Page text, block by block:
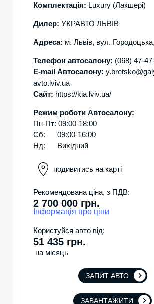
Комплектація: Luxury (Лакшері)
Дилер: УКРАВТО ЛЬВІВ
Адреса: м. Львів, вул.
Телефон автосалону: (068) 47-
E-mail Автосалону:
avto.lviv.ua
Сайт: https://kia.lviv.ua/
Режим роботи Автосалону:
Пн-Пт: 09:00-18:00
Сб: 09:00-16:00
Нд: Вихідний
подивитись на карті
Рекомендована ціна, з ПДВ:
2 700 000 грн.
Інформація про ціни
Користуйся авто від:
51 435 грн.
на місяць
ЗАПИТ АВТО
ЗАВАНТАЖИТИ